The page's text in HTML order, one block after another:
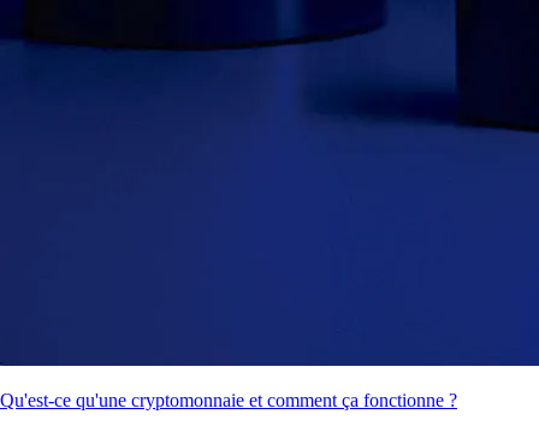
Qu'est-ce qu'une cryptomonnaie et comment ça fonctionne ?